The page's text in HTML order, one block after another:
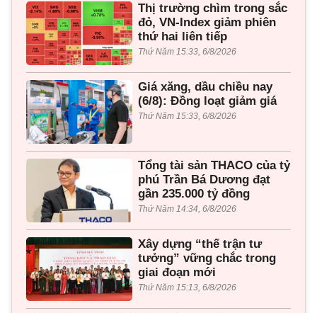
Thị trường chìm trong sắc
đỏ, VN-Index giảm phiên
thứ hai liên tiếp
Thứ Năm 15:33, 6/8/2026
Giá xăng, dầu chiều nay
(6/8): Đồng loạt giảm giá
Thứ Năm 15:33, 6/8/2026
Tổng tài sản THACO của tỷ
phú Trần Bá Dương đạt
gần 235.000 tỷ đồng
Thứ Năm 14:34, 6/8/2026
Xây dựng “thế trận tư
tưởng” vững chắc trong
giai đoạn mới
Thứ Năm 15:13, 6/8/2026